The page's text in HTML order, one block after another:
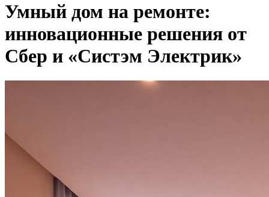
Умный дом на ремонте:
инновационные решения от
Сбер и «Систэм Электрик»